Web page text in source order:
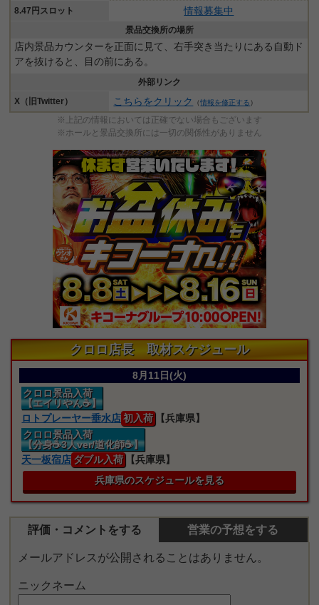
8.47円スロット 情報募集中
景品交換所の場所
店内景品カウンターを正面に見て、右手突き当たりにある自動ド
アを抜けると、目の前にある。
外部リンク
X（旧Twitter）
こちらをクリック （情報を修正する ）
※上記の情報においては正確でない場合もございます
※ホールと景品交換所には一切の関係性がありません
クロロ店長 取材スケジュール
8月11日(火)
クロロ景品入荷
【エイリやん☕】
ロトプレーヤー垂水店 初入荷
【兵庫県】
クロロ景品入荷
【分身☕3人ver/道化師☕】
天一板宿店 ダブル入荷
【兵庫県】
兵庫県のスケジュールを見る
評価・コメントをする 営業の予想をする
メールアドレスが公開されることはありません。
ニックネーム